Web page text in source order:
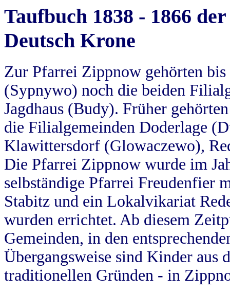
Taufbuch 1838 - 1866
Deutsch Krone
Zur Pfarrei Zippnow gehörten
(Sypnywo) noch die beiden
Jagdhaus (Budy). Früher
die Filialgemeinden Doderlage
Klawittersdorf (Glowaczewo),
Die Pfarrei Zippnow wurde im
selbständige Pfarrei Freudenfier
Stabitz und ein Lokalvikariat
wurden errichtet. Ab diesem
Gemeinden, in den
Übergangsweise sind Kinder aus
traditionellen Gründen - in